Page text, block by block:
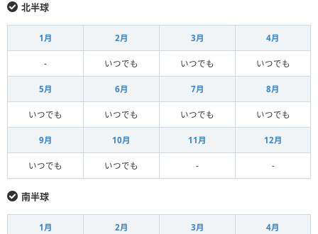
北半球
1月 2月 3月 4月
- いつでも いつでも いつでも
5月 6月 7月 8月
いつでも いつでも いつでも いつでも
9月 10月 11月 12月
いつでも いつでも - -
南半球
1月 2月 3月 4月